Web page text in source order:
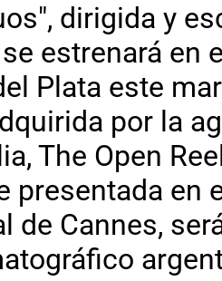
dirigida y
estrenará en
Plata este
por la
The Open
presentada en
de Cannes,